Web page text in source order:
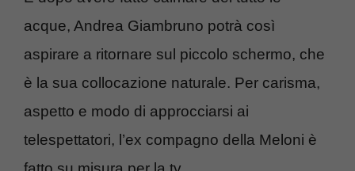
acque, Andrea Giambruno potrà così
aspirare a ritornare sul piccolo schermo, che
è la sua collocazione naturale. Per carisma,
aspetto e modo di approcciarsi ai
telespettatori, l’ex compagno della Meloni è